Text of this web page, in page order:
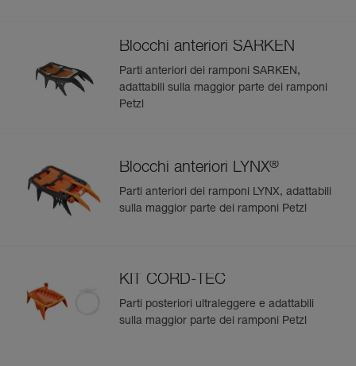
Blocchi anteriori SARKEN
Parti anteriori dei ramponi SARKEN,
adattabili sulla maggior parte dei ramponi
Petzl
Blocchi anteriori LYNX®
Parti anteriori dei ramponi LYNX, adattabili
sulla maggior parte dei ramponi Petzl
KIT CORD-TEC
Parti posteriori ultraleggere e adattabili
sulla maggior parte dei ramponi Petzl